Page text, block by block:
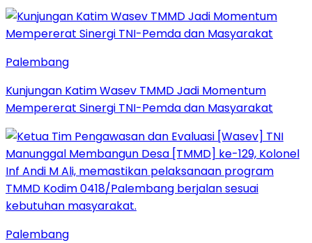
Palembang
Kunjungan Katim Wasev TMMD Jadi Momentum
Mempererat Sinergi TNI-Pemda dan Masyarakat
Palembang